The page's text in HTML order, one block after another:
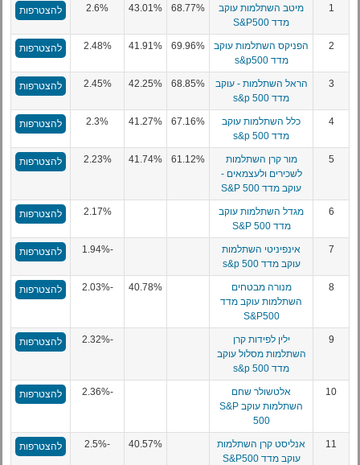
1
מיטב השתלמות עוקב
מדד S&P500
68.77%
43.01%
2.6% להצטרפות
2
הפניקס השתלמות עוקב
מדד s&p500
69.96%
41.91%
2.48% להצטרפות
3
הראל השתלמות - עוקב
מדד s&p 500
68.85%
42.25%
2.45% להצטרפות
4
כלל השתלמות עוקב
מדד s&p 500
67.16%
41.27%
2.3% להצטרפות
5
מור קרן השתלמות
לשכירים ולעצמאים -
עוקב מדד S&P 500
61.12%
41.74%
2.23% להצטרפות
6
מגדל השתלמות עוקב
מדד S&P 500
2.17% להצטרפות
7
אינפיניטי השתלמות
עוקב מדד s&p 500
-1.94% להצטרפות
8
מנורה מבטחים
השתלמות עוקב מדד
S&P500
40.78%
-2.03% להצטרפות
9
ילין לפידות קרן
השתלמות מסלול עוקב
מדד s&p 500
-2.32% להצטרפות
10
אלטשולר שחם
השתלמות עוקב S&P
500
-2.36% להצטרפות
11
אנליסט קרן השתלמות
עוקב מדד S&P500
40.57%
-2.5% להצטרפות